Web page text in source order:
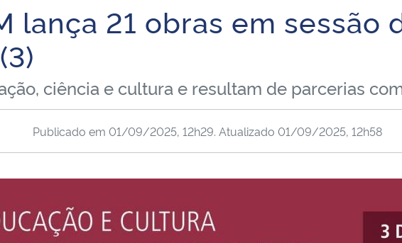
de Segurança
Advocacia-Geral da União Banco Central do Brasil
lança 21 obras em sessão
ciência e cultura e resultam de parcerias
Publicado em 01/09/2025, 12h29. Atualizado 01/09/2025, 12h58